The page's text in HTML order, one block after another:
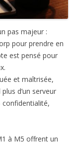
pas majeur :
pour prendre en
est pensé pour
et maîtrisée,
d’un serveur
à M5 offrent un